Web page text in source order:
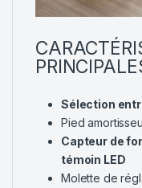
Sélection
Pied
Capteur de
témoin LED
Molette de